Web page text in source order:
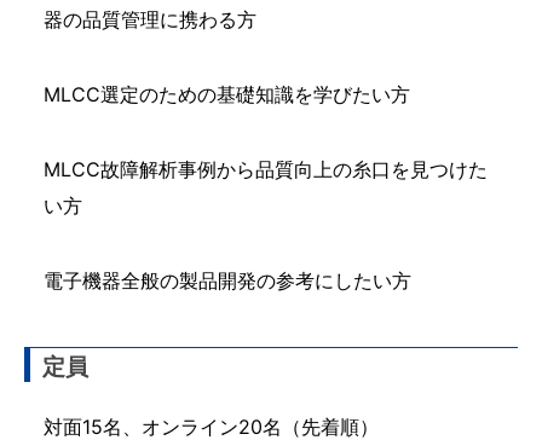
器の品質管理に携わる方
MLCC選定のための基礎知識を学びたい方
MLCC故障解析事例から品質向上の糸口を見つけた
い方
電子機器全般の製品開発の参考にしたい方
定員
対面15名、オンライン20名（先着順）